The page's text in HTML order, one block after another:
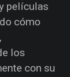
películas
cómo
,
los
con su